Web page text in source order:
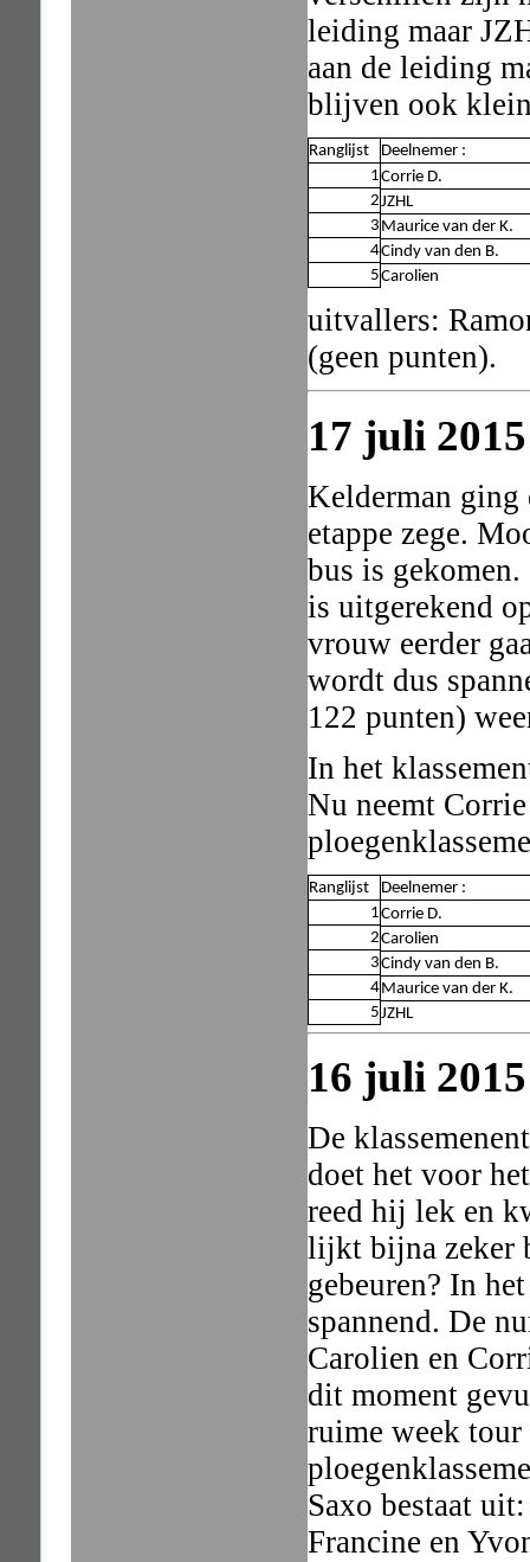
leiding maar
aan de leiding
blijven ook
Ranglijst
Deelnemer :
1Corrie D.
2JZHL
3 Maurice van der K.
4Cindy van den B.
5Carolien
uitvallers:
(geen punten).
17 juli
Kelderman ging
etappe zege.
bus is
is uitgerekend
vrouw eerder
wordt dus
122 punten)
In het
Nu neemt
Ranglijst
Deelnemer :
1Corrie D.
2Carolien
3Cindy van den B.
4Maurice van der K.
5JZHL
16 juli
De
doet het voor
reed hij lek en
lijkt bijna zeker
gebeuren? In
spannend. De
Carolien en
dit moment
ruime week
Saxo bestaat
Francine en